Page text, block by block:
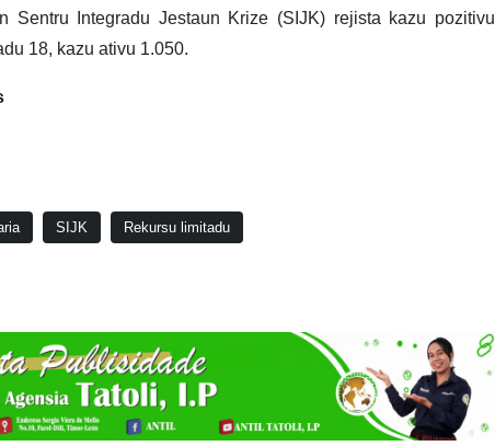
Sentru Integradu Jestaun Krize (SIJK) rejista kazu pozitivu
18, kazu ativu 1.050.
SIJK Rekursu limitadu